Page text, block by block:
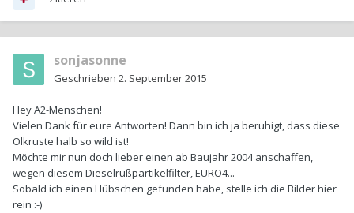
sonjasonne
Geschrieben 2. September 2015
Hey A2-Menschen!
Vielen Dank für eure Antworten! Dann bin ich ja beruhigt, dass diese
Ölkruste halb so wild ist!
Möchte mir nun doch lieber einen ab Baujahr 2004 anschaffen,
wegen diesem Dieselrußpartikelfilter, EURO4...
Sobald ich einen Hübschen gefunden habe, stelle ich die Bilder hier
rein :-)